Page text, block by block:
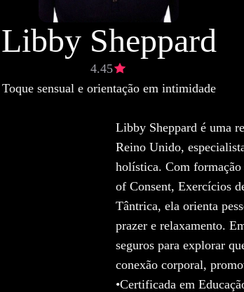
Libby Sheppard
4.45
Toque sensual e orientação em intimidade
Libby Sheppard é uma
Reino Unido,
holística. Com
of Consent, Exercícios
Tântrica, ela orienta
prazer e relaxamento.
seguros para explorar
conexão corporal,
•Certificada em